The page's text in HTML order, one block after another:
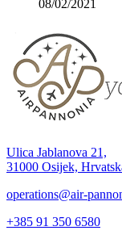
08/02/2021
Ulica Jablanova 21,
31000 Osijek,
operations@air-
+385 91 350 6580